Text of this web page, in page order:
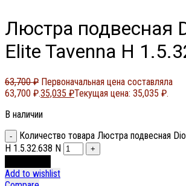
Люстра подвесная
Elite Tavenna H
63,700₽ Первоначальная цена составляла
63,700 ₽.35,035 ₽Текущая цена: 35,035 ₽.
В наличии
Количество товара Люстра подвесная
H 1.5.32.638 N
Add to wishlist